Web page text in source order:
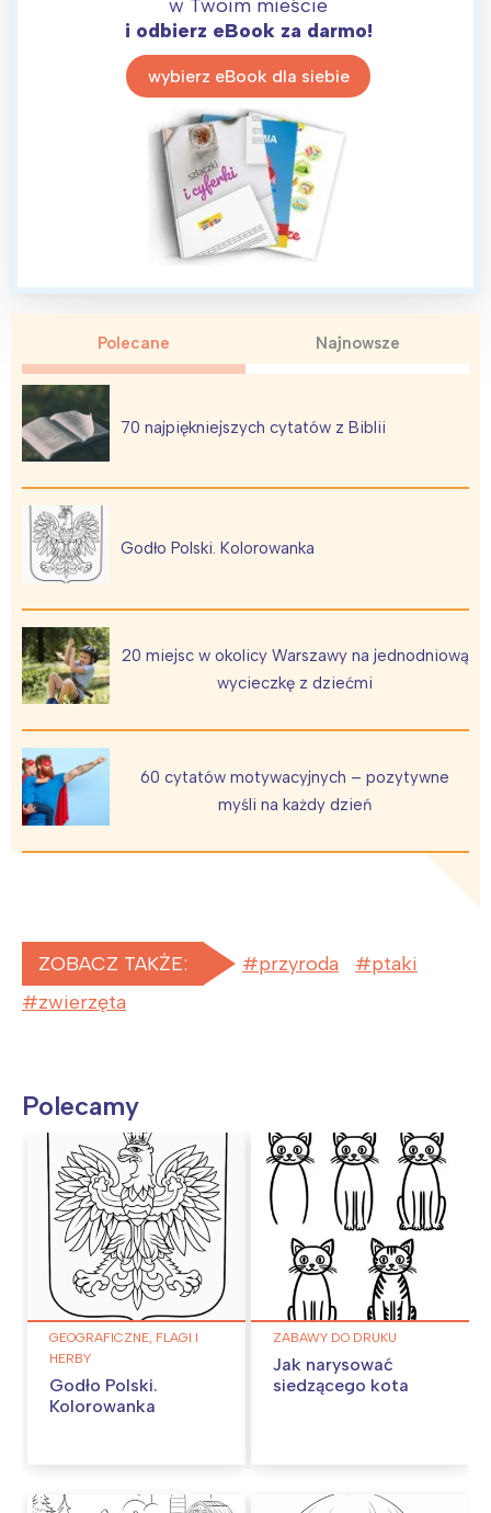
w Twoim mieście
i odbierz eBook za darmo!
wybierz eBook dla siebie
Polecane Najnowsze
70 najpiękniejszych cytatów z Biblii
Godło Polski. Kolorowanka
20 miejsc w okolicy Warszawy na jednodniową
wycieczkę z dziećmi
60 cytatów motywacyjnych – pozytywne
myśli na każdy dzień
ZOBACZ TAKŻE: przyroda
ptaki
zwierzęta
Polecamy
GEOGRAFICZNE, FLAGI I
HERBY
Godło Polski.
Kolorowanka
ZABAWY DO DRUKU
Jak narysować
siedzącego kota
tego regionu:
Warszawa
Łódź
Trójmiasto
Poznań
Wrocław
Śląsk
Południe
Wszystkie